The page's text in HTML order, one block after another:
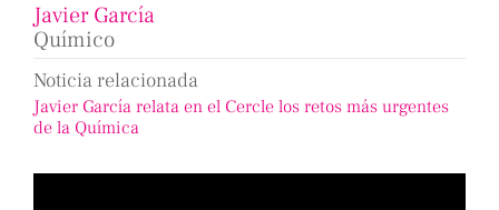
Javier García
Químico
Noticia relacionada
Javier García relata en el Cercle los retos más urgentes
de la Química